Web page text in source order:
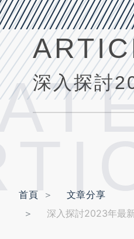
首頁
文章分享
深入探討2023年最新趨勢與最